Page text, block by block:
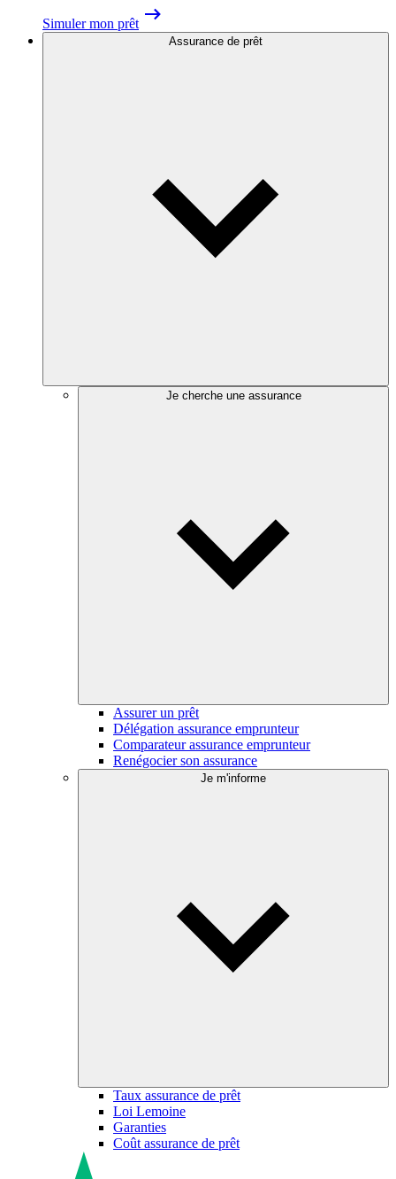
Simuler mon prêt
Assurance de prêt
Je cherche une assurance
Assurer un prêt
Délégation assurance emprunteur
Comparateur assurance emprunteur
Renégocier son assurance
Je m'informe
Taux assurance de prêt
Loi Lemoine
Garanties
Coût assurance de prêt